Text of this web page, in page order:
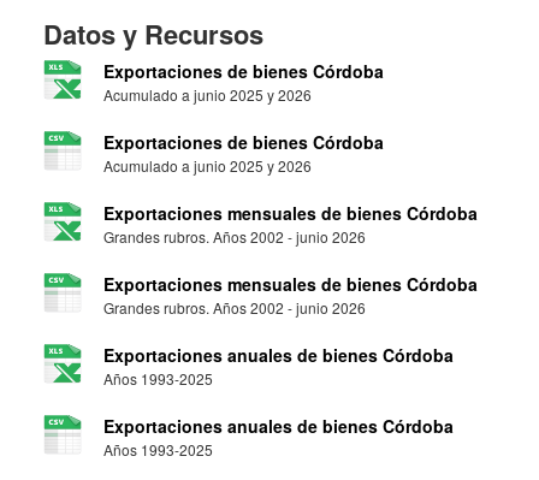
Datos y Recursos
Exportaciones de bienes Córdoba
Acumulado a junio 2025 y 2026
Exportaciones de bienes Córdoba
Acumulado a junio 2025 y 2026
Exportaciones mensuales de bienes Córdoba
Grandes rubros. Años 2002 - junio 2026
Exportaciones mensuales de bienes Córdoba
Grandes rubros. Años 2002 - junio 2026
Exportaciones anuales de bienes Córdoba
Años 1993-2025
Exportaciones anuales de bienes Córdoba
Años 1993-2025